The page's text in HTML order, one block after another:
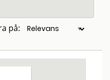
på: